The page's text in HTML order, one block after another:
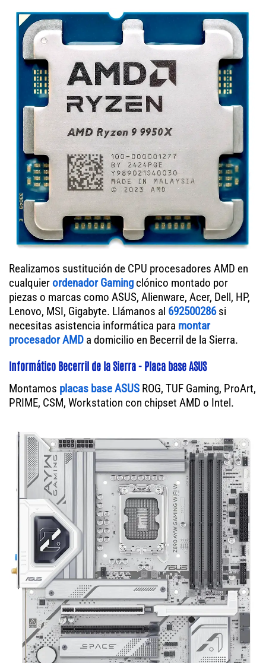
Realizamos sustitución de CPU procesadores AMD en
cualquierordenador Gaming clónico montado por
piezas o marcas como ASUS, Alienware, Acer, Dell, HP,
Lenovo, MSI, Gigabyte. Llámanos al 692500286si
necesitas asistencia informática para montar
procesador AMD a domicilio en Becerril de la Sierra.
Informático Becerril de la Sierra - Placa base ASUS
Montamos placas base ASUS ROG, TUF Gaming, ProArt,
PRIME, CSM, Workstation con chipset AMD o Intel.